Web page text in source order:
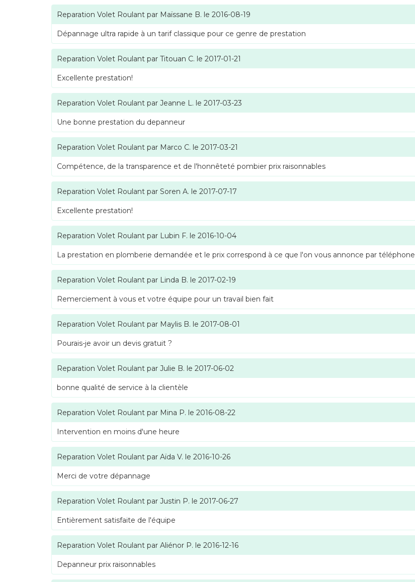
Reparation Volet Roulant par Maïssane B. le 2016-08-19
Dépannage ultra rapide à un tarif classique pour ce genre de prestation
Reparation Volet Roulant par Titouan C. le 2017-01-21
Excellente prestation!
Reparation Volet Roulant par Jeanne L. le 2017-03-23
Une bonne prestation du depanneur
Reparation Volet Roulant par Marco C. le 2017-03-21
Compétence, de la transparence et de l'honnêteté pombier prix raisonnables
Reparation Volet Roulant par Soren A. le 2017-07-17
Excellente prestation!
Reparation Volet Roulant par Lubin F. le 2016-10-04
La prestation en plomberie demandée et le prix correspond à ce que l'on vous annonce par téléphone
Reparation Volet Roulant par Linda B. le 2017-02-19
Remerciement à vous et votre équipe pour un travail bien fait
Reparation Volet Roulant par Maylis B. le 2017-08-01
Pourais-je avoir un devis gratuit ?
Reparation Volet Roulant par Julie B. le 2017-06-02
bonne qualité de service à la clientèle
Reparation Volet Roulant par Mina P. le 2016-08-22
Intervention en moins d'une heure
Reparation Volet Roulant par Aïda V. le 2016-10-26
Merci de votre dépannage
Reparation Volet Roulant par Justin P. le 2017-06-27
Entièrement satisfaite de l'équipe
Reparation Volet Roulant par Aliénor P. le 2016-12-16
Depanneur prix raisonnables